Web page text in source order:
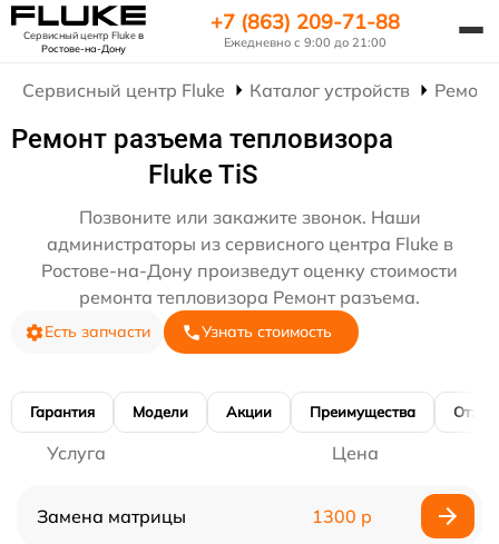
Сервисный центр Flukeв
Ростове-на-Дону
+7 (863) 209-71-88
Ежедневно с 9:00 до 21:00
Сервисный центр Fluke Каталог устройств
Ремонт разъема тепловизора
Fluke TiS
Позвоните или закажите звонок. Наши
администраторы из сервисного центра Fluke в
Ростове-на-Дону произведут оценку стоимости
ремонта тепловизора Ремонт разъема.
Есть запчасти Узнать стоимость
Гарантия Модели Акции Преимущества
Услуга Цена
Замена матрицы 1300 р